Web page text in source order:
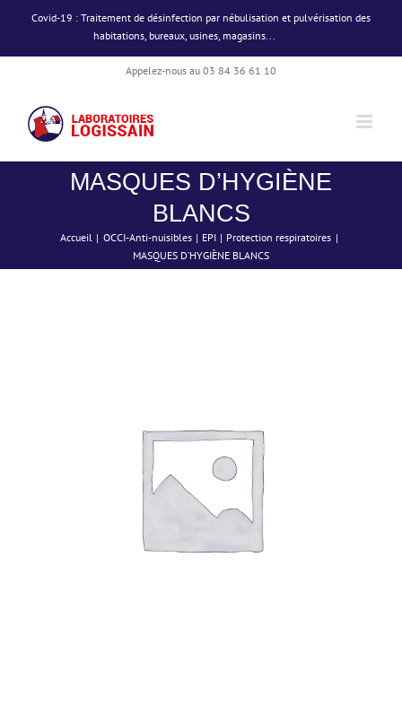
Covid-19 : Traitement de désinfection par nébulisation et pulvérisation des
habitations, bureaux, usines, magasins...
Passer
contenu
Appelez-nous au 03 84 36 61 10
MASQUES D’HYGIÈNE
BLANCS
Accueil OCCI-Anti-nuisibles EPI
Protection respiratoires
MASQUES D’HYGIÈNE BLANCS